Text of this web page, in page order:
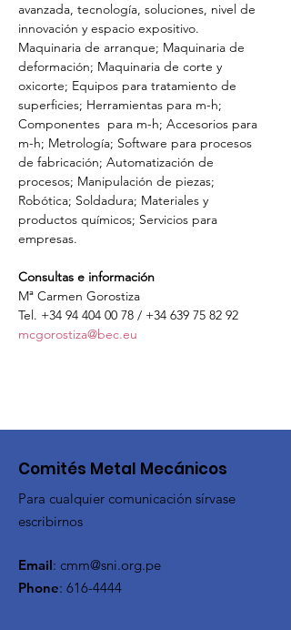
avanzada, tecnología, soluciones, nivel de
innovación y espacio expositivo.
Maquinaria de arranque; Maquinaria de
deformación; Maquinaria de corte y
oxicorte; Equipos para tratamiento de
superficies; Herramientas para m-h;
Componentes  para m-h; Accesorios para
m-h; Metrología; Software para procesos
de fabricación; Automatización de
procesos; Manipulación de piezas;
Robótica; Soldadura; Materiales y
productos químicos; Servicios para
empresas.
Consultas e información
Mª Carmen Gorostiza
Tel. +34 94 404 00 78 / +34 639 75 82 92
mcgorostiza@bec.eu
Comités Metal Mecánicos
Para cualquier comunicación sírvase
escribirnos
Email: cmm@sni.org.pe
Phone: 616-4444